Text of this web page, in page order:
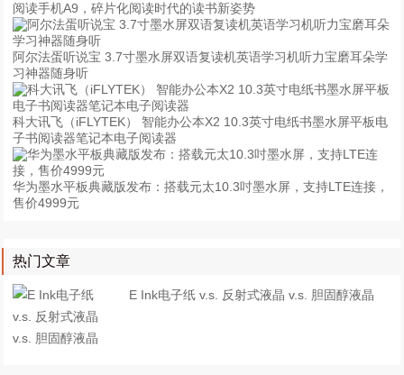
阅读手机A9，碎片化阅读时代的读书新姿势
阿尔法蛋听说宝 3.7寸墨水屏双语复读机英语学习机听力宝磨耳朵学
习神器随身听
科大讯飞（iFLYTEK） 智能办公本X2 10.3英寸电纸书墨水屏平板电
子书阅读器笔记本电子阅读器
华为墨水平板典藏版发布：搭载元太10.3吋墨水屏，支持LTE连接，
售价4999元
热门文章
E Ink电子纸 v.s. 反射式液晶 v.s. 胆固醇液晶